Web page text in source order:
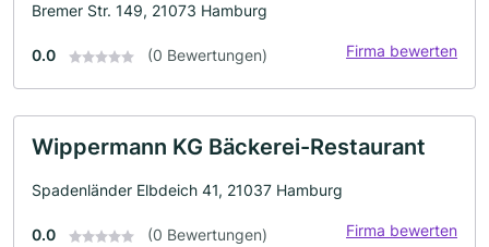
Bremer Str. 149, 21073 Hamburg
0.0 (0 Bewertungen) Firma bewerten
Wippermann KG Bäckerei-Restaurant
Spadenländer Elbdeich 41, 21037 Hamburg
0.0 (0 Bewertungen) Firma bewerten